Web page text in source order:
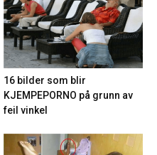
16 bilder som blir
KJEMPEPORNO på grunn av
feil vinkel